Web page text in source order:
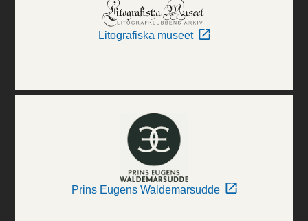
Litografiska museet
Prins Eugens Waldemarsudde